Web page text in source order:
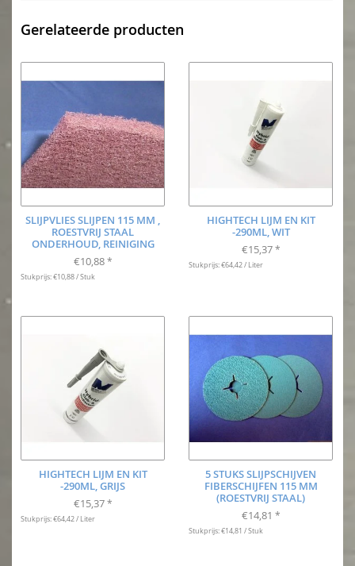
Gerelateerde producten
SLIJPVLIES SLIJPEN 115 MM ,
ROESTVRIJ STAAL
ONDERHOUD, REINIGING
€10,88 *
Stukprijs: €10,88 / Stuk
HIGHTECH LIJM EN KIT
-290ML, WIT
€15,37 *
Stukprijs: €64,42 / Liter
HIGHTECH LIJM EN KIT
-290ML, GRIJS
€15,37 *
Stukprijs: €64,42 / Liter
5 STUKS SLIJPSCHIJVEN
FIBERSCHIJFEN 115 MM
(ROESTVRIJ STAAL)
€14,81 *
Stukprijs: €14,81 / Stuk